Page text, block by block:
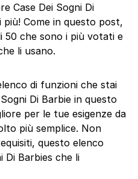
Case Dei Sogni Di
Come in questo post,
50 che sono i più votati e
li usano.
di funzioni che stai
Di Barbie in questo
per le tue esigenze da
più semplice. Non
questo elenco
Di Barbies che li